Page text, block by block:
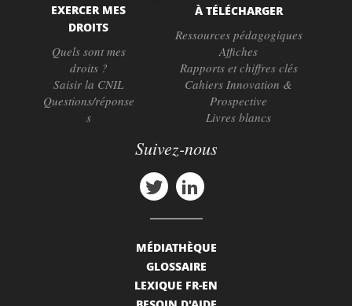
EXERCER MES
DROITS
Quels sont mes
droits ?
Saisir la CNIL
Questions/réponse
s
À TÉLÉCHARGER
Ressources pédagogiques
Affiches
Rapports et chiffres clés
Cahiers Innovation &
Prospective
Livres blancs
Suivez-nous
MÉDIATHÈQUE
GLOSSAIRE
LEXIQUE FR-EN